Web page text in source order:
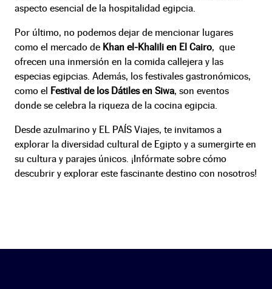
aspecto esencial de la hospitalidad egipcia.
Por último, no podemos dejar de mencionar lugares
como el mercado de Khan el-Khalili en El Cairo, que
ofrecen una inmersión en la comida callejera y las
especias egipcias. Además, los festivales gastronómicos,
como el Festival de los Dátiles en Siwa, son eventos
donde se celebra la riqueza de la cocina egipcia.
Desde azulmarino y EL PAÍS Viajes, te invitamos a
explorar la diversidad cultural de Egipto y a sumergirte en
su cultura y parajes únicos. ¡Infórmate sobre cómo
descubrir y explorar este fascinante destino con nosotros!